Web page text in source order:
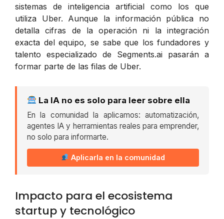
sistemas de inteligencia artificial como los que
utiliza Uber. Aunque la información pública no
detalla cifras de la operación ni la integración
exacta del equipo, se sabe que los fundadores y
talento especializado de Segments.ai pasarán a
formar parte de las filas de Uber.
La IA no es solo para leer sobre ella
En la comunidad la aplicamos: automatización,
agentes IA y herramientas reales para emprender,
no solo para informarte.
Aplicarla en la comunidad
Impacto para el ecosistema
startup y tecnológico